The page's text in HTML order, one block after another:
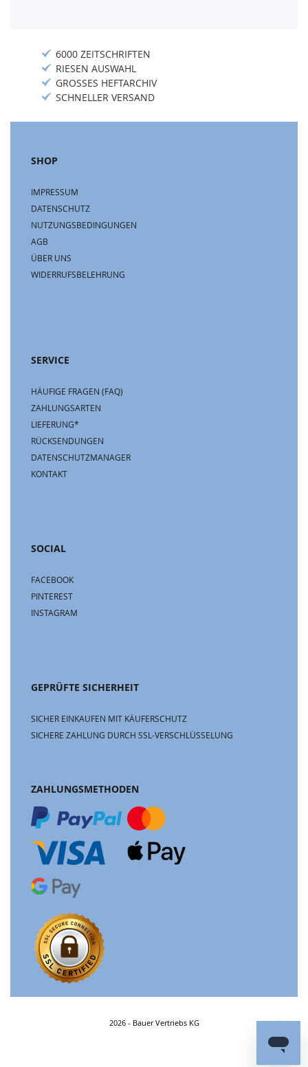
6000 ZEITSCHRIFTEN
RIESEN AUSWAHL
GROSSES HEFTARCHIV
SCHNELLER VERSAND
SHOP
IMPRESSUM
DATENSCHUTZ
NUTZUNGSBEDINGUNGEN
AGB
ÜBER UNS
WIDERRUFSBELEHRUNG
SERVICE
HÄUFIGE FRAGEN (FAQ)
ZAHLUNGSARTEN
LIEFERUNG*
RÜCKSENDUNGEN
DATENSCHUTZMANAGER
KONTAKT
SOCIAL
FACEBOOK
PINTEREST
INSTAGRAM
GEPRÜFTE SICHERHEIT
SICHER EINKAUFEN MIT KÄUFERSCHUTZ
SICHERE ZAHLUNG DURCH SSL-VERSCHLÜSSELUNG
ZAHLUNGSMETHODEN
2026 - Bauer Vertriebs KG